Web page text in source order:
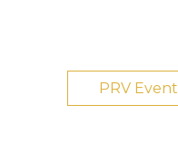
PRV Event